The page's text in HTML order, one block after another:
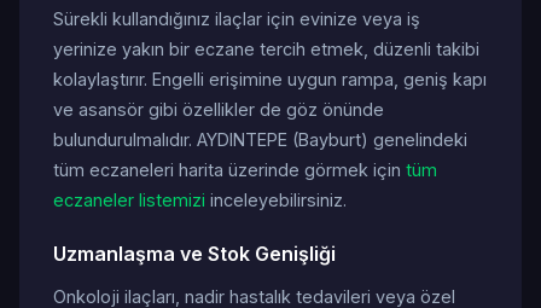
Sürekli kullandığınız ilaçlar için evinize veya iş
yerinize yakın bir eczane tercih etmek, düzenli takibi
kolaylaştırır. Engelli erişimine uygun rampa, geniş kapı
ve asansör gibi özellikler de göz önünde
bulundurulmalıdır. AYDINTEPE (Bayburt) genelindeki
tüm eczaneleri harita üzerinde görmek için tüm
eczaneler listemizi inceleyebilirsiniz.
Uzmanlaşma ve Stok Genişliği
Onkoloji ilaçları, nadir hastalık tedavileri veya özel